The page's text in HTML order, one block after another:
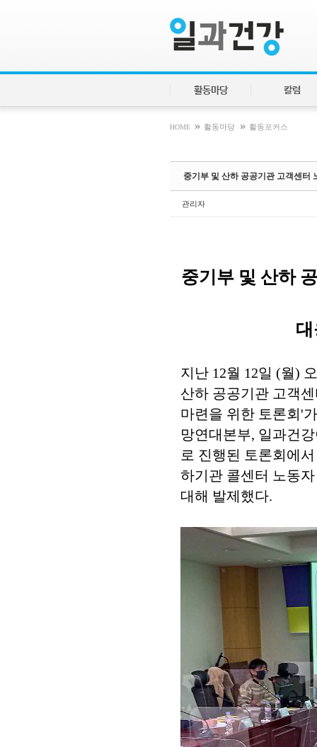
활동마당 칼럼
HOME » 활동마당 » 활동포커스
중기부 및 산하 공공기관 고객센터
관리자
중기부 및 산하
지난 12월 12일 (월)
산하 공공기관 고객
마련을 위한 토론회'
망연대본부, 일과건
로 진행된 토론회에
하기관 콜센터 노동
대해 발제했다.